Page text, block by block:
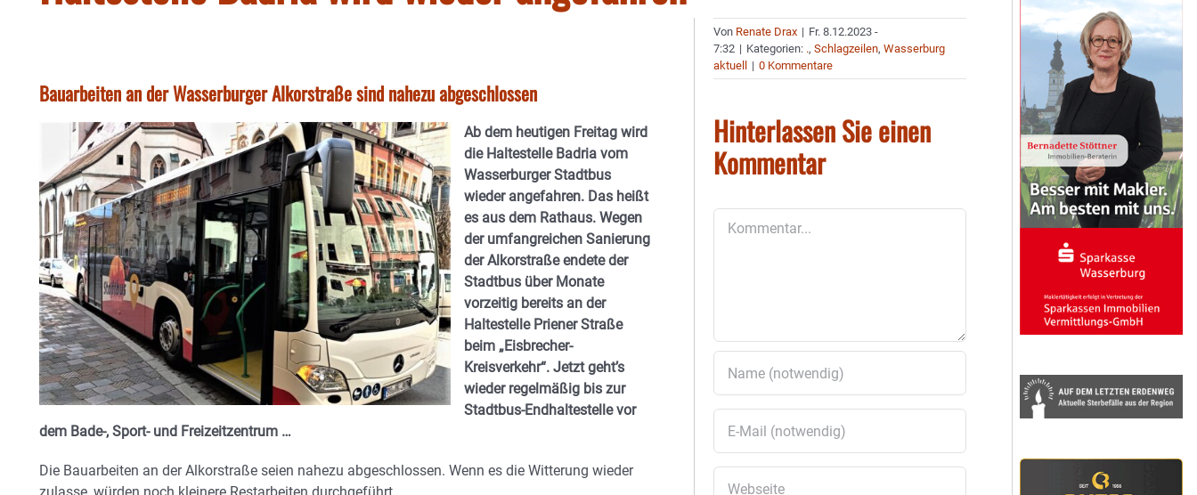
Bauarbeiten an der Wasserburger Alkorstraße sind nahezu abgeschlossen
Ab dem heutigen Freitag wird
die Haltestelle Badria vom
Wasserburger Stadtbus
wieder angefahren. Das heißt
es aus dem Rathaus. Wegen
der umfangreichen Sanierung
der Alkorstraße endete der
Stadtbus über Monate
vorzeitig bereits an der
Haltestelle Priener Straße
beim „Eisbrecher-
Kreisverkehr“. Jetzt geht’s
wieder regelmäßig bis zur
Stadtbus-Endhaltestelle vor
dem Bade-, Sport- und Freizeitzentrum …
Die Bauarbeiten an der Alkorstraße seien nahezu abgeschlossen. Wenn es die Witterung wieder
Von Renate Drax | Fr. 8.12.2023 -
7:32 | Kategorien: .,Schlagzeilen,Wasserburg
aktuell
| 0 Kommentare
Hinterlassen Sie einen
Kommentar